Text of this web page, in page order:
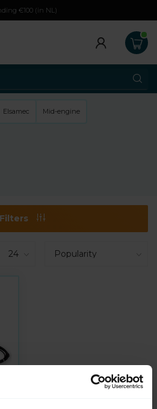
€100 (in NL)
Elsamec Mid-engine
Filters